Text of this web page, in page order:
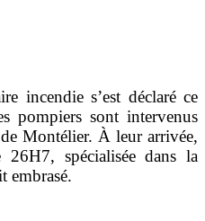
incendie s’est déclaré ce
pompiers sont intervenus
Montélier. À leur arrivée,
26H7, spécialisée dans la
embrasé.